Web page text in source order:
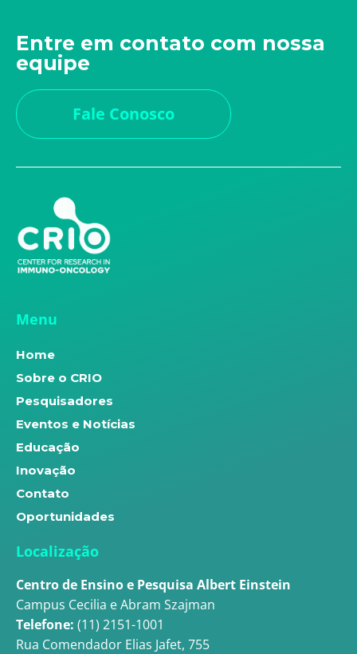
Entre em contato com nossa
equipe
Fale Conosco
Menu
Home
Sobre o CRIO
Pesquisadores
Eventos e Notícias
Educação
Inovação
Contato
Oportunidades
Localização
Centro de Ensino e Pesquisa Albert Einstein
Campus Cecilia e Abram Szajman
Telefone: (11) 2151-1001
Rua Comendador Elias Jafet, 755